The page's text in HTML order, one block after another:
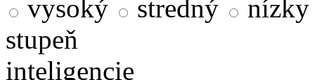
vysoký
stredný
nízky
stupeň
inteligencie